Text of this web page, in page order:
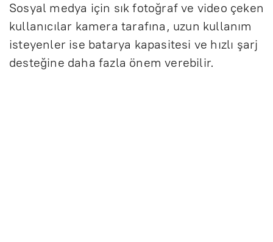
Sosyal medya için sık fotoğraf ve video çeken
kullanıcılar kamera tarafına, uzun kullanım
isteyenler ise batarya kapasitesi ve hızlı şarj
desteğine daha fazla önem verebilir.